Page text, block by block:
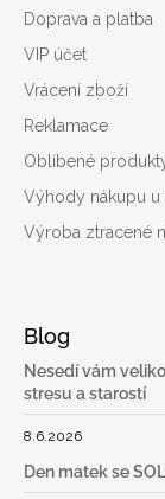
Doprava a platba
VIP účet
Vrácení zboží
Reklamace
Oblíbené
Výhody nákupu u
Výroba ztracené
Blog
Nesedí vám
stresu a starostí
8.6.2026
Den matek se